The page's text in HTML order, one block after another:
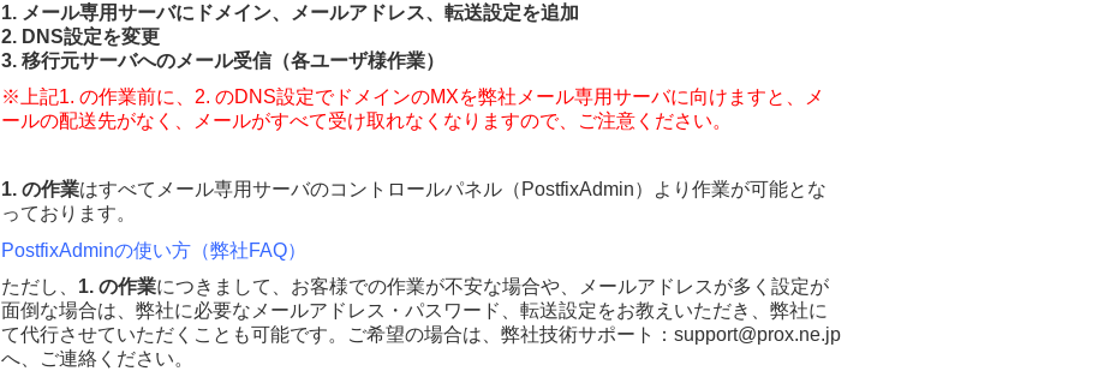
1. メール専用サーバにドメイン、メールアドレス、転送設定を追加
2. DNS設定を変更
3. 移行元サーバへのメール受信（各ユーザ様作業）
※上記1. の作業前に、2. のDNS設定でドメインのMXを弊社メール専用サーバに向けますと、メ
ールの配送先がなく、メールがすべて受け取れなくなりますので、ご注意ください。
1. の作業はすべてメール専用サーバのコントロールパネル（PostfixAdmin）より作業が可能とな
っております。
PostfixAdminの使い方（弊社FAQ）
ただし、 1. の作業につきまして、 お客様での作業が不安な場合や、メールアドレスが多く設定が
面倒な場合は、弊社に必要なメールアドレス・パスワード、転送設定をお教えいただき、弊社に
て代行させていただくことも可能です。ご希望の場合は、 弊社技術サポート：support@prox.ne.jp
へ、ご連絡ください。